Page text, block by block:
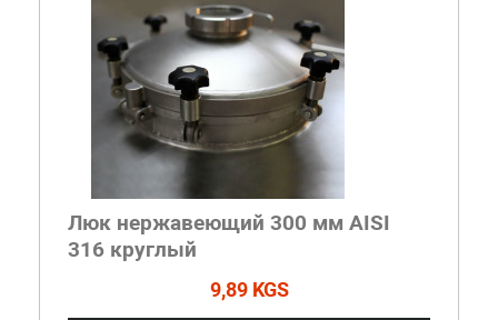
Люк нержавеющий 300 мм AISI
316 круглый
9,89 KGS